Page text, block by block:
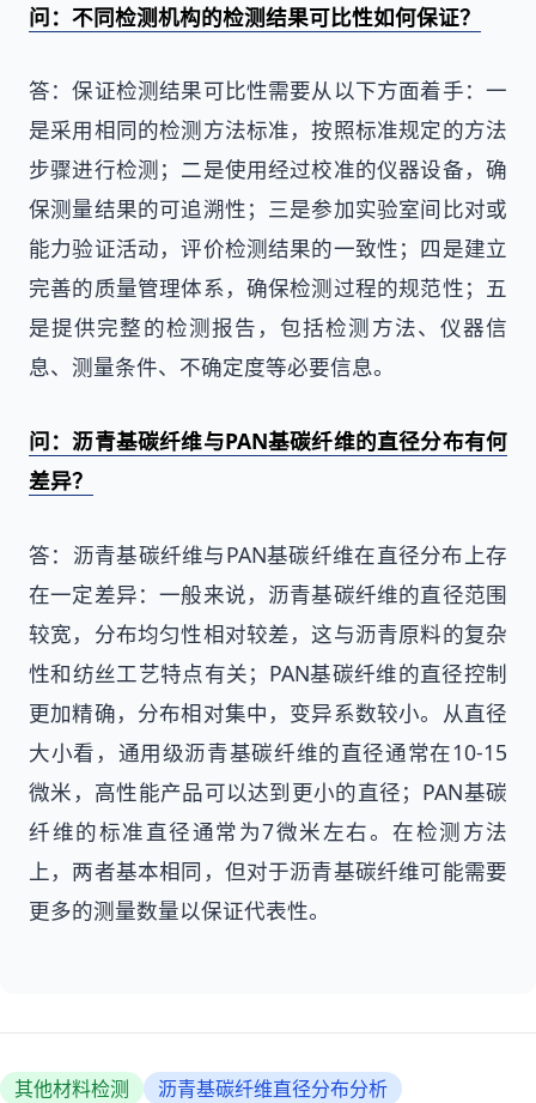
问：不同检测机构的检测结果可比性如何保证？
答：保证检测结果可比性需要从以下方面着手：一
是采用相同的检测方法标准，按照标准规定的方法
步骤进行检测；二是使用经过校准的仪器设备，确
保测量结果的可追溯性；三是参加实验室间比对或
能力验证活动，评价检测结果的一致性；四是建立
完善的质量管理体系，确保检测过程的规范性；五
是提供完整的检测报告，包括检测方法、仪器信
息、测量条件、不确定度等必要信息。
问：沥青基碳纤维与PAN基碳纤维的直径分布有何
差异？
答：沥青基碳纤维与PAN基碳纤维在直径分布上存
在一定差异：一般来说，沥青基碳纤维的直径范围
较宽，分布均匀性相对较差，这与沥青原料的复杂
性和纺丝工艺特点有关；PAN基碳纤维的直径控制
更加精确，分布相对集中，变异系数较小。从直径
大小看，通用级沥青基碳纤维的直径通常在10-15
微米，高性能产品可以达到更小的直径；PAN基碳
纤维的标准直径通常为7微米左右。在检测方法
上，两者基本相同，但对于沥青基碳纤维可能需要
更多的测量数量以保证代表性。
其他材料检测 沥青基碳纤维直径分布分析